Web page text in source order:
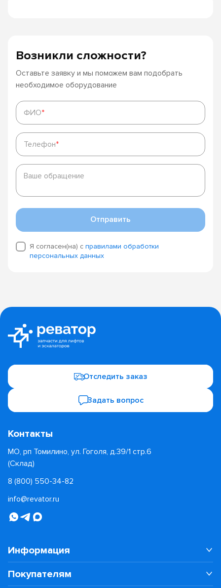
Возникли сложности?
Оставьте заявку и мы поможем вам подобрать
необходимое оборудование
ФИО*
ФИО*
Телефон*
Телефон*
Ваше
обращение
Ваше обращение
Отправить
Я согласен(на) с правилами обработки
персональных данных
Отследить заказ
Задать вопрос
Контакты
МО, рп Томилино, ул. Гоголя, д.39/1 стр.6
(Склад)
8 (800) 550-34-82
info@revator.ru
Информация
Покупателям